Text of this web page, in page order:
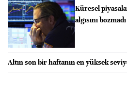
Küresel
algısını bozmadı
Altın son bir haftanın en yüksek